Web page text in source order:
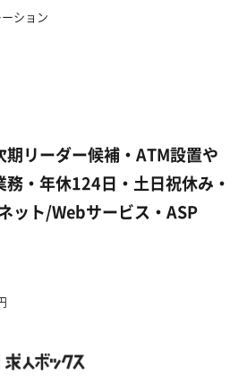
ション
期リーダー候補・ATM設置や
・年休124日・土日祝休み・
ット/Webサービス・ASP